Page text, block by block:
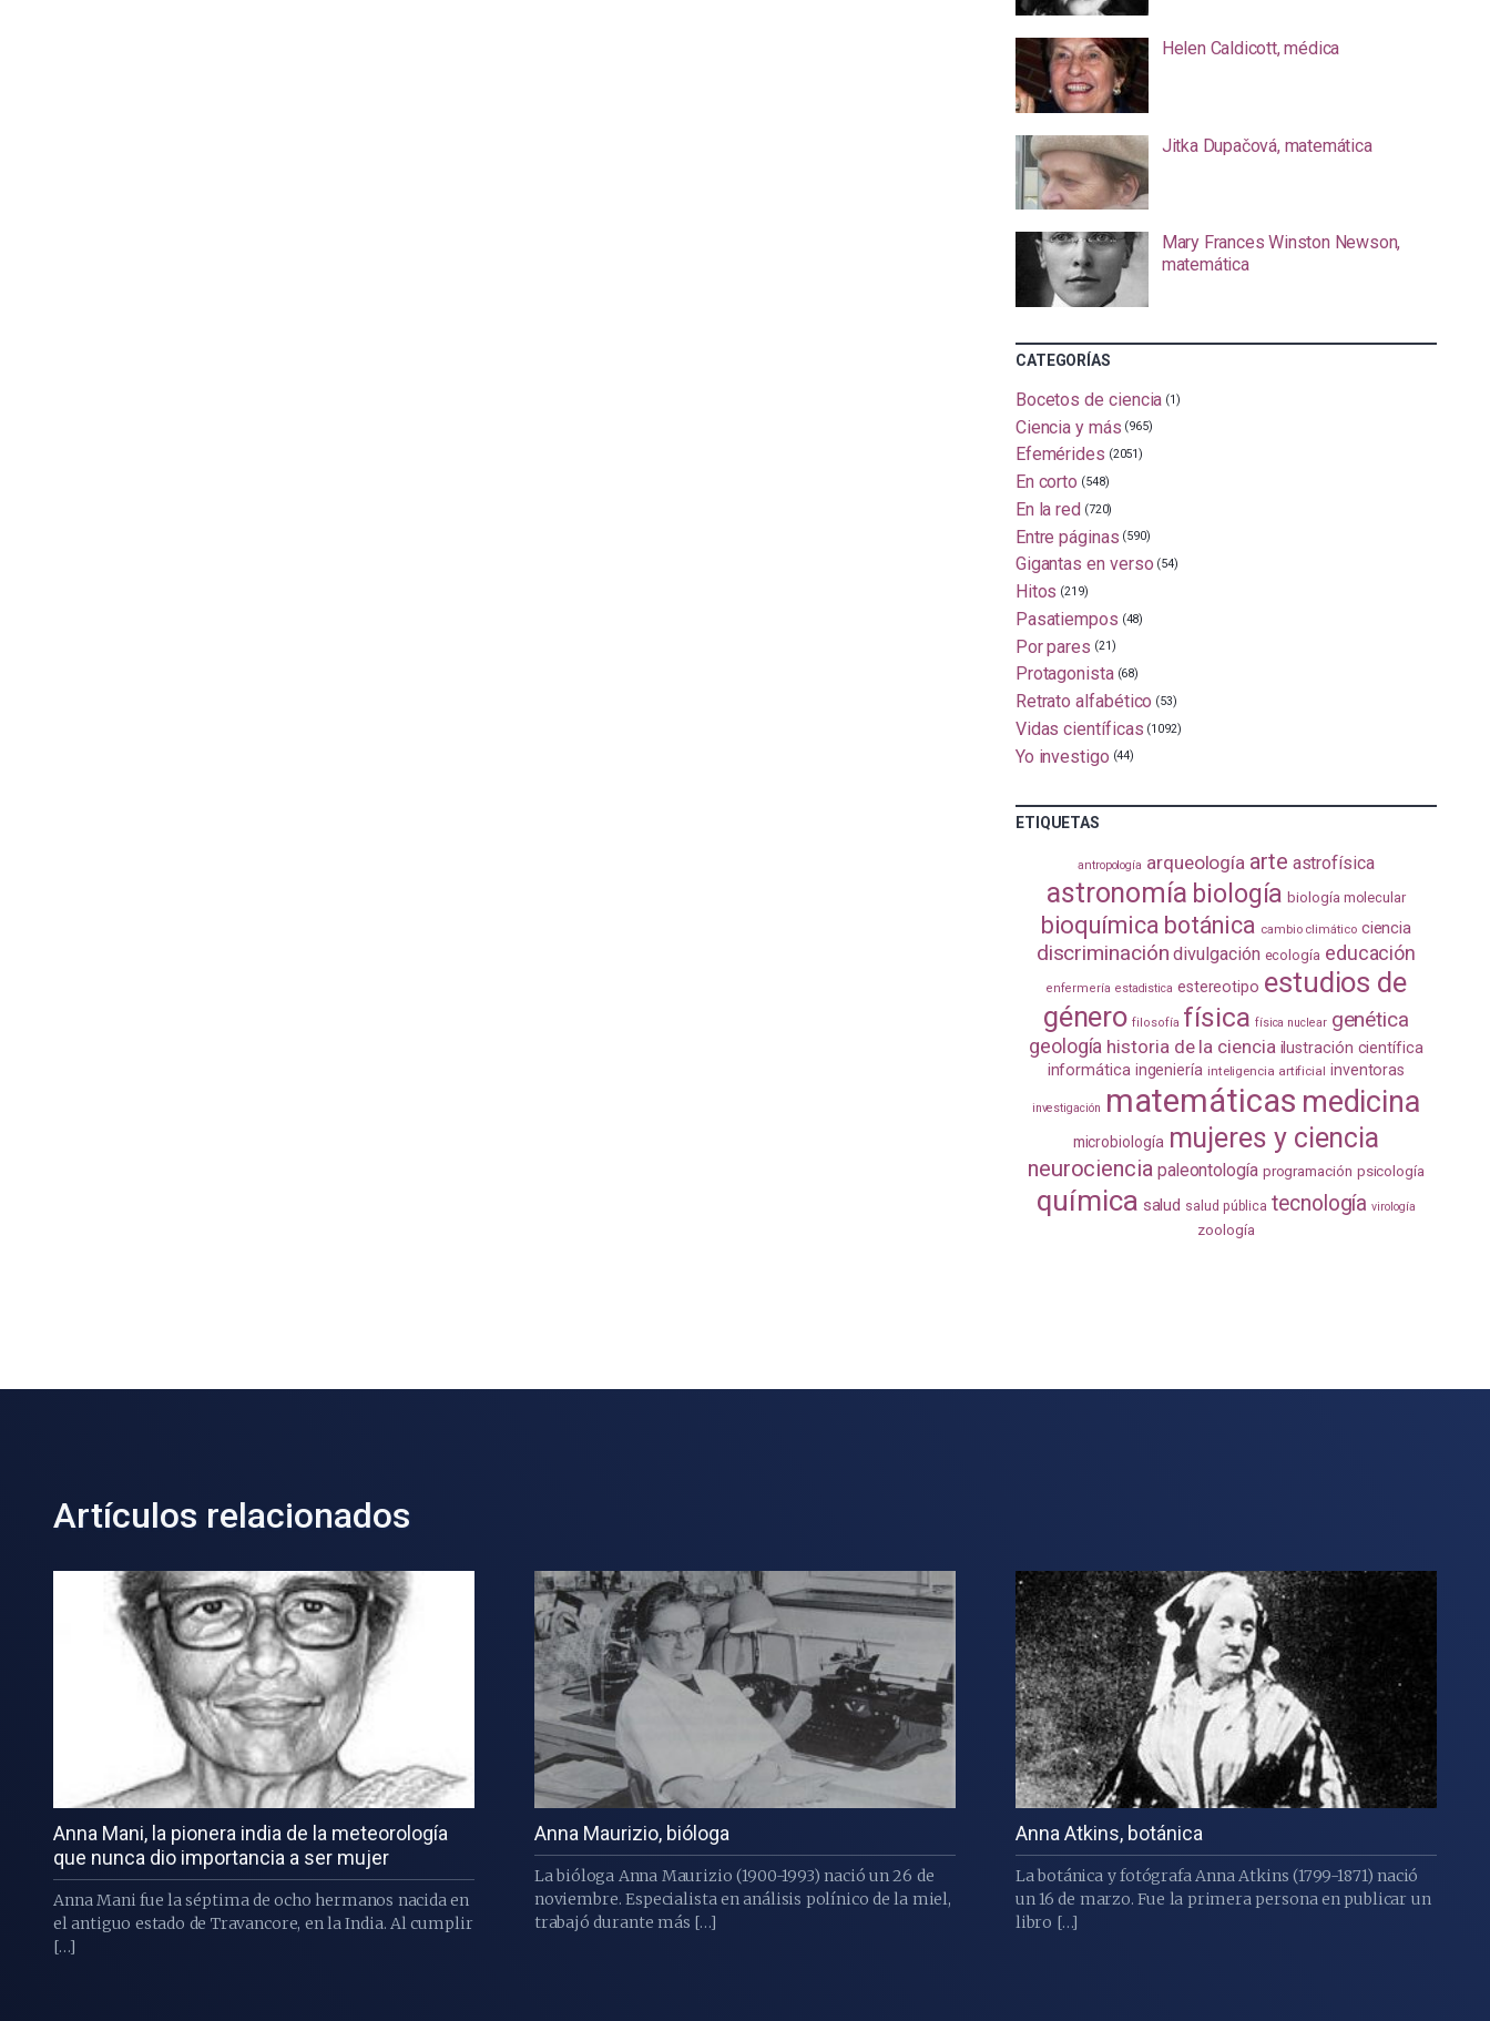
Helen Caldicott, médica
Jitka Dupačová, matemática
Mary Frances Winston Newson,
matemática
CATEGORÍAS
Bocetos de ciencia (1)
Ciencia y más (965)
Efemérides (2051)
En corto (548)
En la red (720)
Entre páginas (590)
Gigantas en verso (54)
Hitos (219)
Pasatiempos (48)
Por pares (21)
Protagonista (68)
Retrato alfabético (53)
Vidas científicas (1092)
Yo investigo (44)
ETIQUETAS
antropología arqueología arte astrofísica
astronomía biología biología molecular
bioquímica botánica cambio climático ciencia
discriminación divulgación ecología educación
enfermería estadistica estereotipo estudios de
género filosofía física física nuclear genética
geología historia de la ciencia ilustración científica
informática ingeniería inteligencia artificial inventoras
investigación matemáticas medicina
microbiología mujeres y ciencia
neurociencia paleontología programación psicología
química salud salud pública tecnología virología
zoología
Artículos relacionados
Anna Mani, la pionera india de la meteorología
que nunca dio importancia a ser mujer
Anna Mani fue la séptima de ocho hermanos nacida en
el antiguo estado de Travancore, en la India. Al cumplir
[…]
Anna Maurizio, bióloga
La bióloga Anna Maurizio (1900-1993) nació un 26 de
noviembre. Especialista en análisis polínico de la miel,
trabajó durante más […]
Anna Atkins, botánica
La botánica y fotógrafa Anna Atkins (1799-1871) nació
un 16 de marzo. Fue la primera persona en publicar un
libro […]